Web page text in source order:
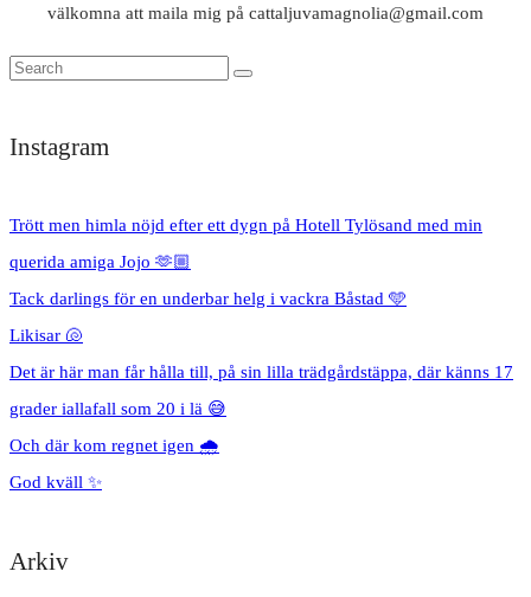
välkomna att maila mig på cattaljuvamagnolia@gmail.com
Instagram
Trött men himla nöjd efter ett dygn på Hotell Tylösand med min
querida amiga Jojo 🫶🏼
Tack darlings för en underbar helg i vackra Båstad 🩵
Likisar 🐚
Det är här man får hålla till, på sin lilla trädgårdstäppa, där känns 17
grader iallafall som 20 i lä 😅
Och där kom regnet igen 🌧️
God kväll ✨
Arkiv